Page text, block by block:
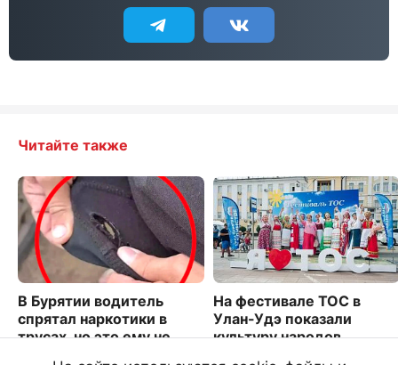
Читайте также
В Бурятии водитель
спрятал наркотики в
трусах, но это ему не
На фестивале ТОС в
Улан-Удэ показали
культуру народов